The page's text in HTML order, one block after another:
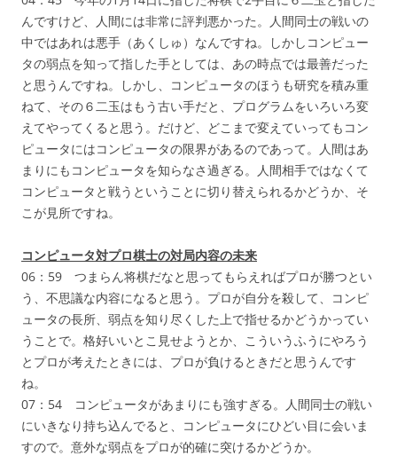
んですけど、人間には非常に評判悪かった。人間同士の戦いの
中ではあれは悪手（あくしゅ）なんですね。しかしコンピュー
タの弱点を知って指した手としては、あの時点では最善だった
と思うんですね。しかし、コンピュータのほうも研究を積み重
ねて、その６二玉はもう古い手だと、プログラムをいろいろ変
えてやってくると思う。だけど、どこまで変えていってもコン
ピュータにはコンピュータの限界があるのであって。人間はあ
まりにもコンピュータを知らなさ過ぎる。人間相手ではなくて
コンピュータと戦うということに切り替えられるかどうか、そ
こが見所ですね。
コンピュータ対プロ棋士の対局内容の未来
06：59 つまらん将棋だなと思ってもらえればプロが勝つとい
う、不思議な内容になると思う。プロが自分を殺して、コンピ
ュータの長所、弱点を知り尽くした上で指せるかどうかってい
うことで。格好いいとこ見せようとか、こういうふうにやろう
とプロが考えたときには、プロが負けるときだと思うんです
ね。
07：54 コンピュータがあまりにも強すぎる。人間同士の戦い
にいきなり持ち込んでると、コンピュータにひどい目に会いま
すので。意外な弱点をプロが的確に突けるかどうか。